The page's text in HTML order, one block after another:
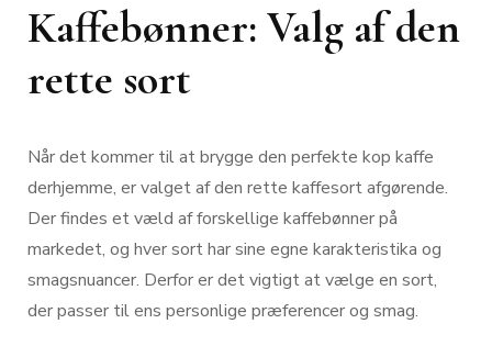
Kaffebønner: Valg af den
rette sort
Når det kommer til at brygge den perfekte kop kaffe
derhjemme, er valget af den rette kaffesort afgørende.
Der findes et væld af forskellige kaffebønner på
markedet, og hver sort har sine egne karakteristika og
smagsnuancer. Derfor er det vigtigt at vælge en sort,
der passer til ens personlige præferencer og smag.